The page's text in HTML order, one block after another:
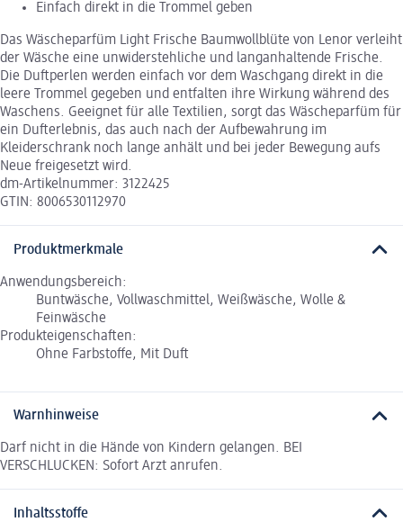
Einfach direkt in die Trommel geben
Das Wäscheparfüm Light Frische Baumwollblüte von Lenor verleiht
der Wäsche eine unwiderstehliche und langanhaltende Frische.
Die Duftperlen werden einfach vor dem Waschgang direkt in die
leere Trommel gegeben und entfalten ihre Wirkung während des
Waschens. Geeignet für alle Textilien, sorgt das Wäscheparfüm für
ein Dufterlebnis, das auch nach der Aufbewahrung im
Kleiderschrank noch lange anhält und bei jeder Bewegung aufs
Neue freigesetzt wird.
dm-Artikelnummer: 3122425
GTIN: 8006530112970
Produktmerkmale
Anwendungsbereich:
Buntwäsche, Vollwaschmittel, Weißwäsche, Wolle &
Feinwäsche
Produkteigenschaften:
Ohne Farbstoffe, Mit Duft
Warnhinweise
Darf nicht in die Hände von Kindern gelangen. BEI
VERSCHLUCKEN: Sofort Arzt anrufen.
Inhaltsstoffe